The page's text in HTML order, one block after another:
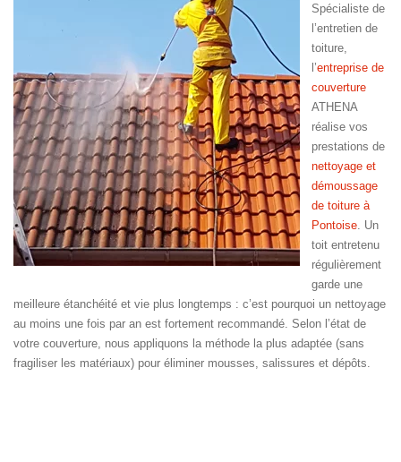
Spécialiste de
l’entretien de
toiture,
l’entreprise de
couverture
ATHENA
réalise vos
prestations de
nettoyage et
démoussage
de toiture à
Pontoise . Un
toit entretenu
régulièrement
garde une
meilleure étanchéité et vie plus longtemps : c’est pourquoi un nettoyage
au moins une fois par an est fortement recommandé. Selon l’état de
votre couverture, nous appliquons la méthode la plus adaptée (sans
fragiliser les matériaux) pour éliminer mousses, salissures et dépôts.